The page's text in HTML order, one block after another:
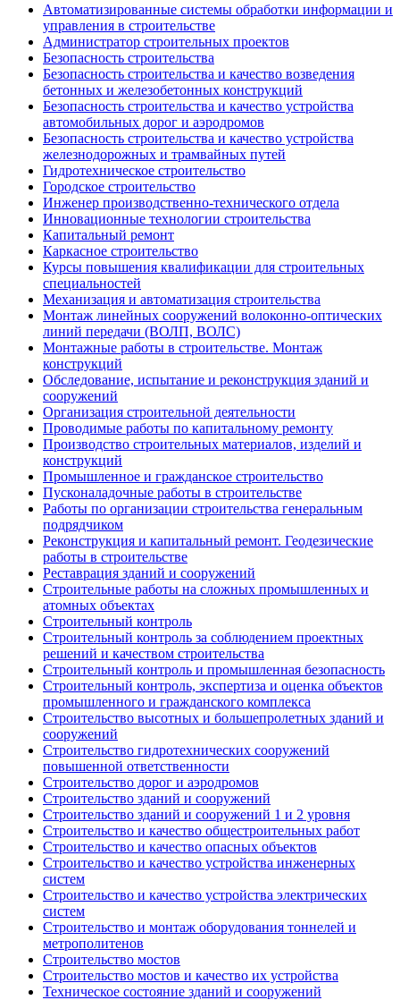
Автоматизированные системы обработки информации и
управления в строительстве
Администратор строительных проектов
Безопасность строительства
Безопасность строительства и качество возведения
бетонных и железобетонных конструкций
Безопасность строительства и качество устройства
автомобильных дорог и аэродромов
Безопасность строительства и качество устройства
железнодорожных и трамвайных путей
Гидротехническое строительство
Городское строительство
Инженер производственно-технического отдела
Инновационные технологии строительства
Капитальный ремонт
Каркасное строительство
Курсы повышения квалификации для строительных
специальностей
Механизация и автоматизация строительства
Монтаж линейных сооружений волоконно-оптических
линий передачи (ВОЛП, ВОЛС)
Монтажные работы в строительстве. Монтаж
конструкций
Обследование, испытание и реконструкция зданий и
сооружений
Организация строительной деятельности
Проводимые работы по капитальному ремонту
Производство строительных материалов, изделий и
конструкций
Промышленное и гражданское строительство
Пусконаладочные работы в строительстве
Работы по организации строительства генеральным
подрядчиком
Реконструкция и капитальный ремонт. Геодезические
работы в строительстве
Реставрация зданий и сооружений
Строительные работы на сложных промышленных и
атомных объектах
Строительный контроль
Строительный контроль за соблюдением проектных
решений и качеством строительства
Строительный контроль и промышленная безопасность
Строительный контроль, экспертиза и оценка объектов
промышленного и гражданского комплекса
Строительство высотных и большепролетных зданий и
сооружений
Строительство гидротехнических сооружений
повышенной ответственности
Строительство дорог и аэродромов
Строительство зданий и сооружений
Строительство зданий и сооружений 1 и 2 уровня
Строительство и качество общестроительных работ
Строительство и качество опасных объектов
Строительство и качество устройства инженерных
систем
Строительство и качество устройства электрических
систем
Строительство и монтаж оборудования тоннелей и
метрополитенов
Строительство мостов
Строительство мостов и качество их устройства
Техническое состояние зданий и сооружений